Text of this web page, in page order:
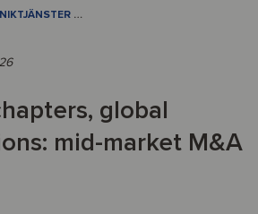
…
global
mid-market M&A